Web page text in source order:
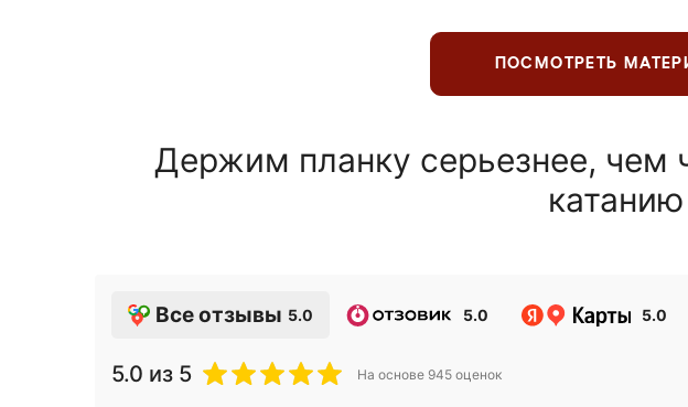
ПОСМОТРЕТЬ
Держим планку серьезнее, чем
катанию
Все отзывы 5.0 5.0 5.0
5.0 из 5 На основе 945 оценок